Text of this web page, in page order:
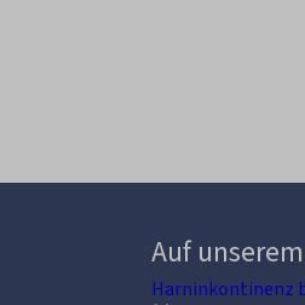
Auf
Harninkontinenz